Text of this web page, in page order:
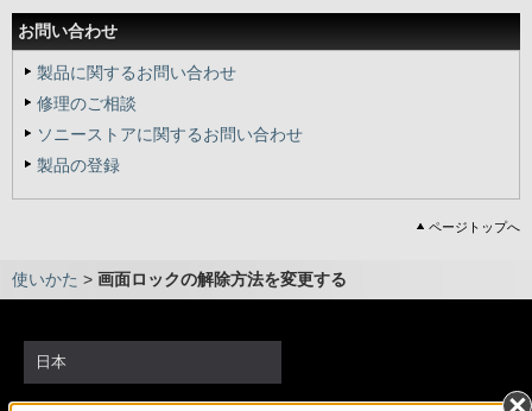
お問い合わせ
製品に関するお問い合わせ
修理のご相談
ソニーストアに関するお問い合わせ
製品の登録
ページトップへ
使いかた > 画面ロックの解除方法を変更する
日本